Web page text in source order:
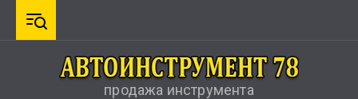
продажа инструмента